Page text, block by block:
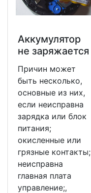
Аккумулятор
не заряжается
Причин может
быть несколько,
основные из них,
если неисправна
зарядка или блок
питания;
окисленные или
грязные контакты;
неисправна
главная плата
управление;,